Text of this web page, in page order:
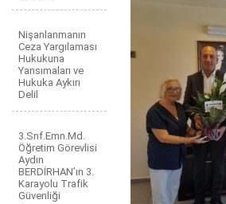
Nişanlanmanın
Ceza Yargılaması
Hukukuna
Yansımaları ve
Hukuka Aykırı
Delil
3.Snf.Emn.Md.
Öğretim Görevlisi
Aydın
BERDİRHAN’ın 3.
Karayolu Trafik
Güvenliği